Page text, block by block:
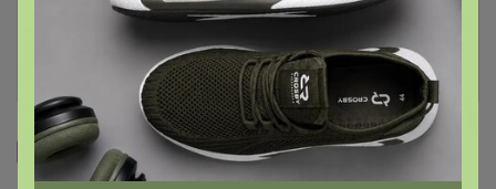
Ключевые даты
История проведённых выкупов
Cтраничка организатора